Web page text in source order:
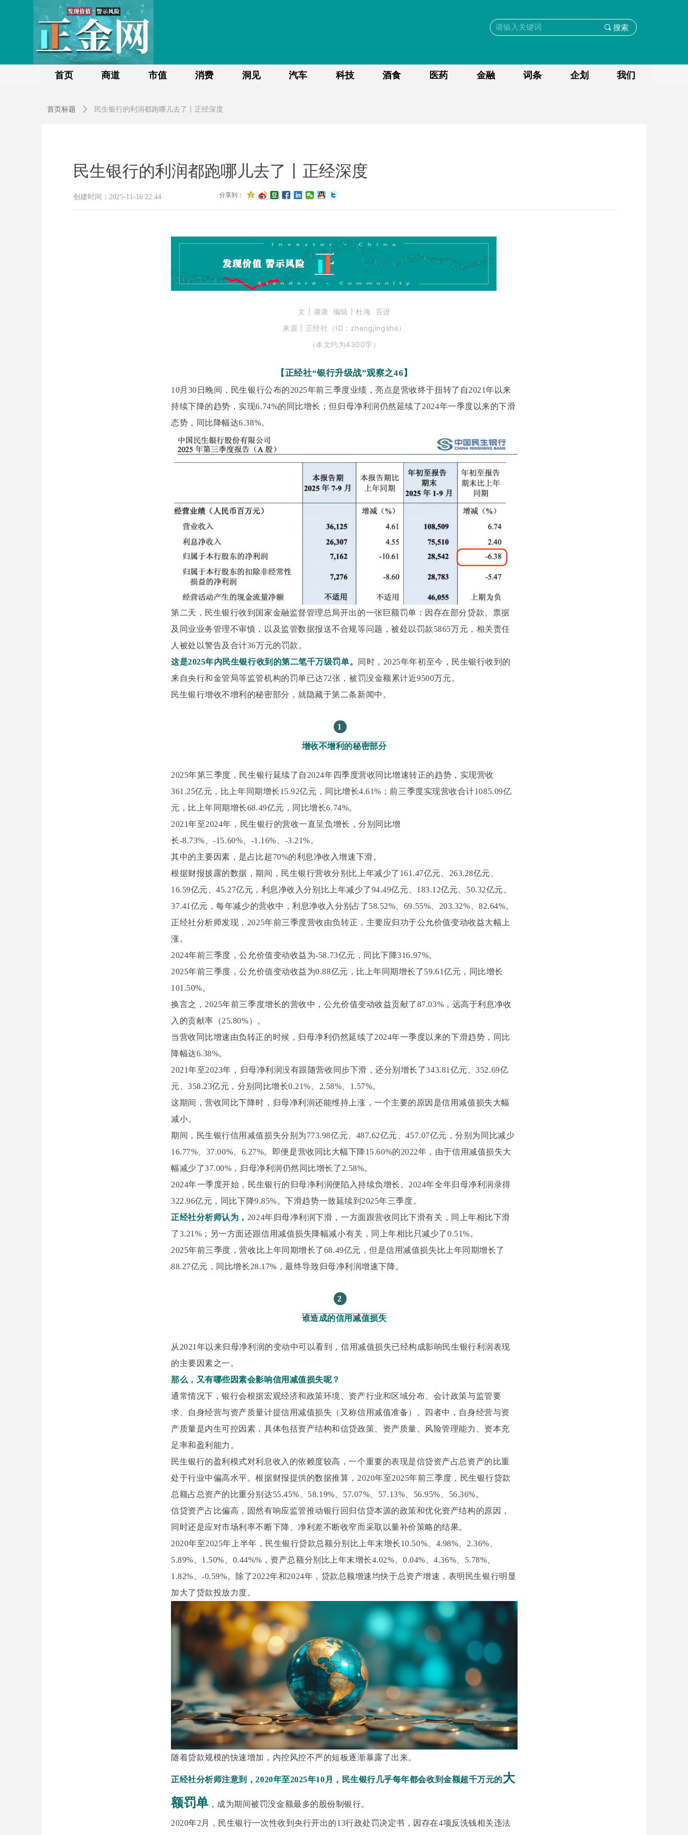
끠 搜索
首页 商道 市值 消费 洞见 汽车 科技 酒食 医药 金融 词条 企划 我们
民生银行的利润都跑哪儿去了丨正经深度
文 丨 康康 编辑 丨杜海 百进
来源 丨 正经社 （ID：zhengjingshe）
（本文约为4300字）
【正经社“银行升级战”观察之46】
10月30日晚间，民生银行公布的2025年前三季度业绩，亮点是营收终于扭转了自2021年以来
持续下降的趋势，实现6.74%的同比增长；但归母净利润仍然延续了2024年一季度以来的下滑
态势，同比降幅达6.38%。
第二天，民生银行收到国家金融监督管理总局开出的一张巨额罚单：因存在部分贷款、票据
及同业业务管理不审慎，以及监管数据报送不合规等问题，被处以罚款5865万元，相关责任
人被处以警告及合计36万元的罚款。
这是2025年内民生银行收到的第二笔千万级罚单。
同时，2025年年初至今，民生银行收到的
来自央行和金管局等监管机构的罚单已达72张，被罚没金额累计近9500万元。
民生银行增收不增利的秘密部分，就隐藏于第二条新闻中。
1
增收不增利的秘密部分
2025年第三季度，民生银行延续了自2024年四季度营收同比增速转正的趋势，实现营收
361.25亿元，比上年同期增长15.92亿元，同比增长4.61%；前三季度实现营收合计1085.09亿
元，比上年同期增长68.49亿元，同比增长6.74%。
2021年至2024年，民生银行的营收一直呈负增长，分别同比增
长-8.73%、-15.60%、-1.16%、-3.21%。
其中的主要因素，是占比超70%的利息净收入增速下滑。
根据财报披露的数据，期间，民生银行营收分别比上年减少了161.47亿元、263.28亿元、
16.59亿元、45.27亿元，利息净收入分别比上年减少了94.49亿元、183.12亿元、50.32亿元、
37.41亿元，每年减少的营收中，利息净收入分别占了58.52%、69.55%、203.32%、82.64%。
正经社分析师发现，2025年前三季度营收由负转正，主要应归功于公允价值变动收益大幅上
涨。
2024年前三季度，公允价值变动收益为-58.73亿元，同比下降316.97%。
2025年前三季度，公允价值变动收益为0.88亿元，比上年同期增长了59.61亿元，同比增长
101.50%。
换言之，2025年前三季度增长的营收中，公允价值变动收益贡献了87.03%，远高于利息净收
入的贡献率（25.80%）。
当营收同比增速由负转正的时候，归母净利仍然延续了2024年一季度以来的下滑趋势，同比
降幅达6.38%。
2021年至2023年，归母净利润没有跟随营收同步下滑，还分别增长了343.81亿元、352.69亿
元、358.23亿元，分别同比增长0.21%、2.58%、1.57%。
这期间，营收同比下降时，归母净利润还能维持上涨，一个主要的原因是信用减值损失大幅
减小。
期间，民生银行信用减值损失分别为773.98亿元、487.62亿元、457.07亿元，分别为同比减少
16.77%、37.00%、6.27%。即便是营收同比大幅下降15.60%的2022年，由于信用减值损失大
幅减少了37.00%，归母净利润仍然同比增长了2.58%。
2024年一季度开始，民生银行的归母净利润便陷入持续负增长。2024年全年归母净利润录得
322.96亿元，同比下降9.85%。下滑趋势一致延续到2025年三季度。
正经社分析师认为， 2024年归母净利润下滑，一方面跟营收同比下滑有关，同上年相比下滑
了3.21%；另一方面还跟信用减值损失降幅减小有关，同上年相比只减少了0.51%。
2025年前三季度，营收比上年同期增长了68.49亿元，但是信用减值损失比上年同期增长了
88.27亿元，同比增长28.17%，最终导致归母净利润增速下降。
2
谁造成的信用减值损失
从2021年以来归母净利润的变动中可以看到，信用减值损失已经构成影响民生银行利润表现
的主要因素之一。
那么，又有哪些因素会影响信用减值损失呢？
通常情况下，银行会根据宏观经济和政策环境、资产行业和区域分布、会计政策与监管要
求、自身经营与资产质量计提信用减值损失（又称信用减值准备）。四者中，自身经营与资
产质量是内生可控因素，具体包括资产结构和信贷政策、资产质量、风险管理能力、资本充
足率和盈利能力。
民生银行的盈利模式对利息收入的依赖度较高，一个重要的表现是信贷资产占总资产的比重
处于行业中偏高水平。根据财报提供的数据推算，2020年至2025年前三季度，民生银行贷款
总额占总资产的比重分别达55.45%、58.19%、57.07%、57.13%、56.95%、56.36%。
信贷资产占比偏高，固然有响应监管推动银行回归信贷本源的政策和优化资产结构的原因，
同时还是应对市场利率不断下降、净利差不断收窄而采取以量补价策略的结果。
2020年至2025年上半年，民生银行贷款总额分别比上年末增长10.50%、4.98%、2.36%、
5.89%、1.50%、0.44%%，资产总额分别比上年末增长4.02%、0.04%、4.36%、5.78%、
1.82%、-0.59%。除了2022年和2024年，贷款总额增速均快于总资产增速，表明民生银行明显
加大了贷款投放力度。
随着贷款规模的快速增加，内控风控不严的短板逐渐暴露了出来。
正经社分析师注意到，2020年至2025年10月，民生银行几乎每年都会收到金额超千万元的大
额罚单 ，成为期间被罚没金额最多的股份制银行。
2020年2月，民生银行一次性收到央行开出的13行政处罚决定书，因存在4项反洗钱相关违法
创建时间： 2025-11-16 22:44 分享到：
首页标题 ꄲ 民生银行的利润都跑哪儿去了丨正经深度